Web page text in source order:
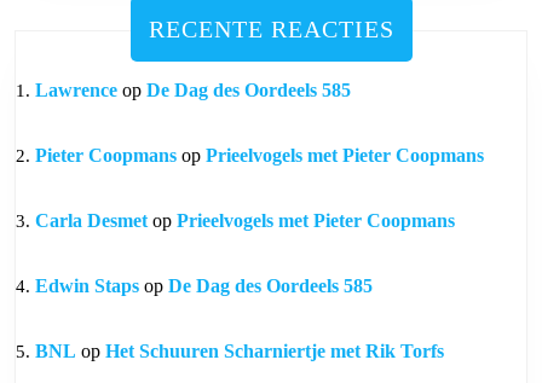
RECENTE REACTIES
Lawrence op De Dag des Oordeels 585
Pieter Coopmans op Prieelvogels met Pieter Coopmans
Carla Desmet op Prieelvogels met Pieter Coopmans
Edwin Staps op De Dag des Oordeels 585
BNL op Het Schuuren Scharniertje met Rik Torfs